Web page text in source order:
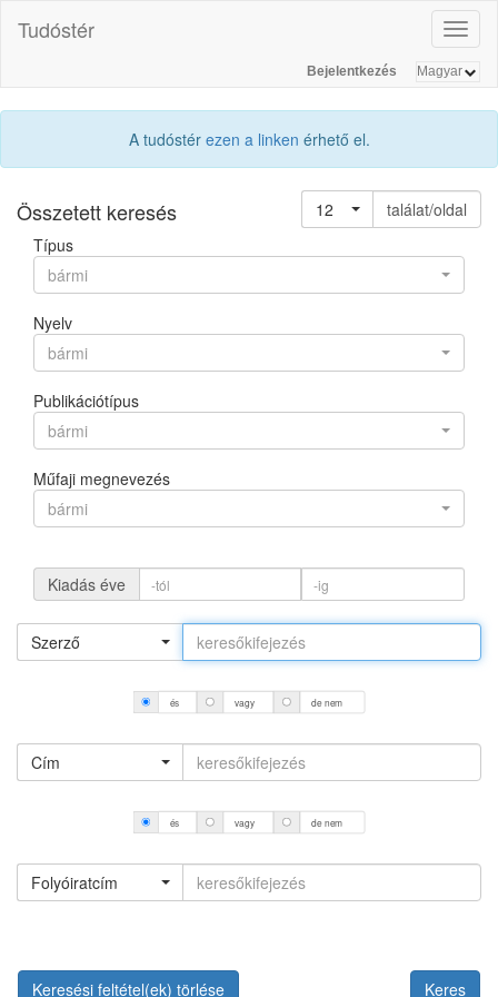
Tudóstér
Bejelentkezés
A tudóstér ezen a linken érhető el.
Összetett keresés 12
találat/oldal
Típus
bármi
Nyelv
bármi
Publikációtípus
bármi
Műfaji megnevezés
bármi
Kiadás éve
Szerző
és vagy de nem
Cím
és vagy de nem
Folyóiratcím
Keresési feltétel(ek) törlése